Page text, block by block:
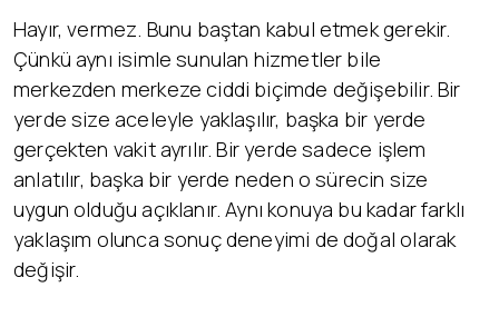
Hayır, vermez. Bunu baştan kabul etmek gerekir.
Çünkü aynı isimle sunulan hizmetler bile
merkezden merkeze ciddi biçimde değişebilir. Bir
yerde size aceleyle yaklaşılır, başka bir yerde
gerçekten vakit ayrılır. Bir yerde sadece işlem
anlatılır, başka bir yerde neden o sürecin size
uygun olduğu açıklanır. Aynı konuya bu kadar farklı
yaklaşım olunca sonuç deneyimi de doğal olarak
değişir.